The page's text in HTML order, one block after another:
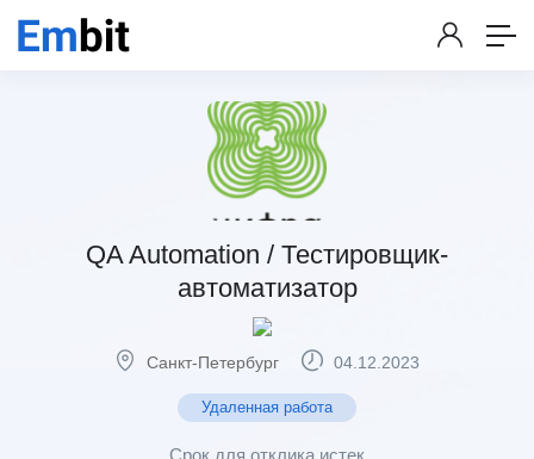
QA Automation / Тестировщик-
автоматизатор
Санкт-Петербург 04.12.2023
Удаленная работа
Срок для отклика истек